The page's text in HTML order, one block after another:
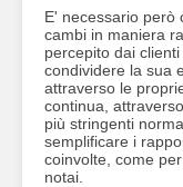
E' necessario però
cambi in maniera
percepito dai
condividere la sua
attraverso le
continua,
più stringenti
semplificare i
coinvolte, come
notai.